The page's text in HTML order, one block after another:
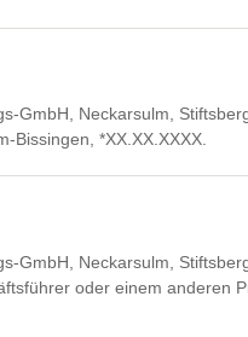
GmbH, Neckarsulm,
Bissingen, *XX.XX.XXXX.
GmbH, Neckarsulm,
oder einem anderen